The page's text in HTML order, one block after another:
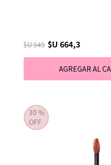
$U 949 $U 664,3